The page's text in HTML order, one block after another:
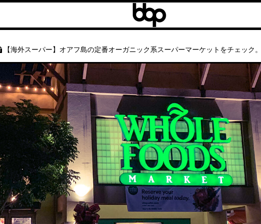
bbb
【海外スーパー】オアフ島の定番オーガニック系スーパーマーケットをチェック